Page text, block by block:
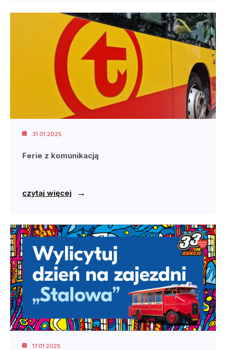
31.01.2025
Ferie z komunikacją
czytaj więcej →
17.01.2025